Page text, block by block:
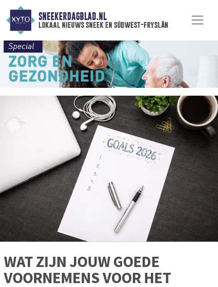
SNEEKERDAGBLAD.NL
lokaal nieuws sneek en súdwest-fryslân
WAT ZIJN JOUW GOEDE
VOORNEMENS VOOR HET